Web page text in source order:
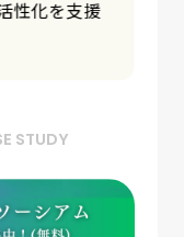
STUDY